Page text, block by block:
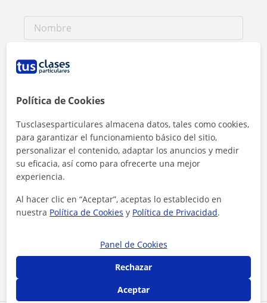
Contactar ahora
Política de Cookies
Tusclasesparticulares almacena datos, tales como cookies,
para garantizar el funcionamiento básico del sitio,
personalizar el contenido, adaptar los anuncios y medir
su eficacia, así como para ofrecerte una mejor
experiencia.
Al hacer clic en “Aceptar”, aceptas lo establecido en
nuestra Política de Cookies y Política de Privacidad.
Panel de Cookies
Rechazar
Aceptar